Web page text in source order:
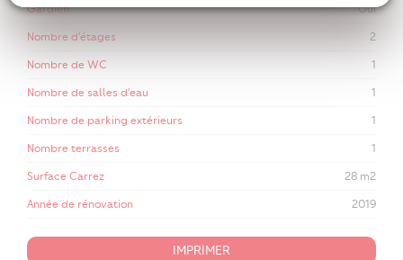
Gardien Oui
Nombre d'étages 2
Nombre de WC 1
Nombre de salles d'eau 1
Nombre de parking extérieurs 1
Nombre terrasses 1
Surface Carrez 28 m2
Année de rénovation 2019
IMPRIMER